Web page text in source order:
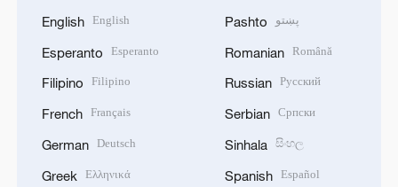
English English
Esperanto Esperanto
Filipino Filipino
French Français
German Deutsch
Greek Ελληνικά
Pashto پښتو
Romanian Română
Russian Русский
Serbian Српски
Sinhala සිංහල
Spanish Español